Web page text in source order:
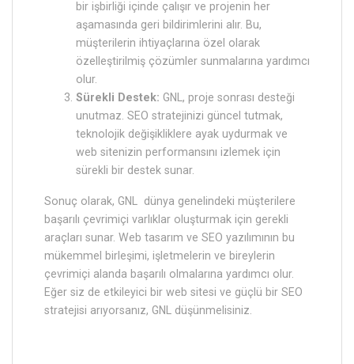
bir işbirliği içinde çalışır ve projenin her
aşamasında geri bildirimlerini alır. Bu,
müşterilerin ihtiyaçlarına özel olarak
özelleştirilmiş çözümler sunmalarına yardımcı
olur.
Sürekli Destek: GNL, proje sonrası desteği
unutmaz. SEO stratejinizi güncel tutmak,
teknolojik değişikliklere ayak uydurmak ve
web sitenizin performansını izlemek için
sürekli bir destek sunar.
Sonuç olarak, GNL dünya genelindeki müşterilere
başarılı çevrimiçi varlıklar oluşturmak için gerekli
araçları sunar. Web tasarım ve SEO yazılımının bu
mükemmel birleşimi, işletmelerin ve bireylerin
çevrimiçi alanda başarılı olmalarına yardımcı olur.
Eğer siz de etkileyici bir web sitesi ve güçlü bir SEO
stratejisi arıyorsanız, GNL düşünmelisiniz.